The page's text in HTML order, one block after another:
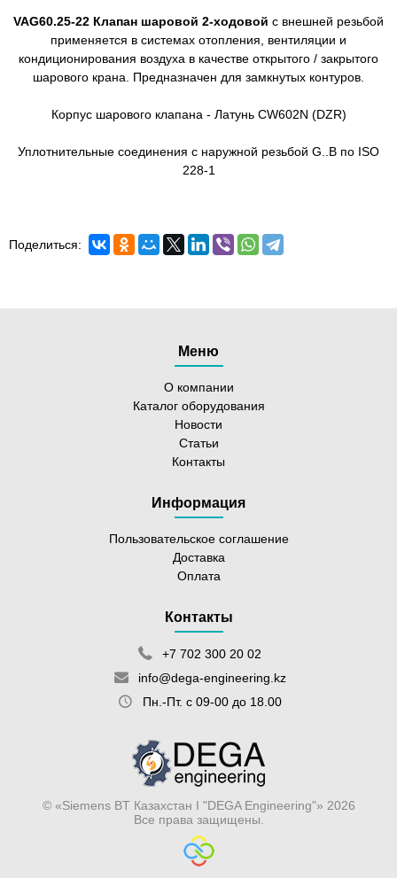
VAG60.25-22 Клапан шаровой 2-ходовой с внешней резьбой
применяется в системах отопления, вентиляции и
кондиционирования воздуха в качестве открытого / закрытого
шарового крана. Предназначен для замкнутых контуров.
Корпус шарового клапана - Латунь CW602N (DZR)
Уплотнительные соединения с наружной резьбой G..B по ISO
228-1
Поделиться:
© «Siemens BT Казахстан I "DEGA Engineering"» 2026
Все права защищены.
Меню
О компании
Каталог оборудования
Новости
Статьи
Контакты
Информация
Пользовательское соглашение
Доставка
Оплата
Контакты
+7 702 300 20 02
info@dega-engineering.kz
Пн.-Пт. с 09-00 до 18.00